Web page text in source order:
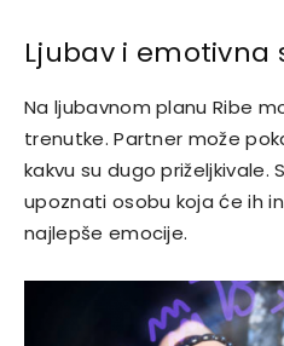
Ljubav i emotivna
Na ljubavnom planu Ribe
trenutke. Partner može
kakvu su dugo priželjkivale.
upoznati osobu koja će ih
najlepše emocije.